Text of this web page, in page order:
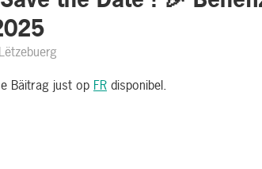
Bäitrag just op FR disponibel.